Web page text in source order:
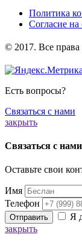
Политика
Согласие
️© 2017. Все
Есть вопросы?
Связаться с нами
закрыть
Связаться с нами
Оставьте свои
Имя
Телефон
Отправить Я
закрыть